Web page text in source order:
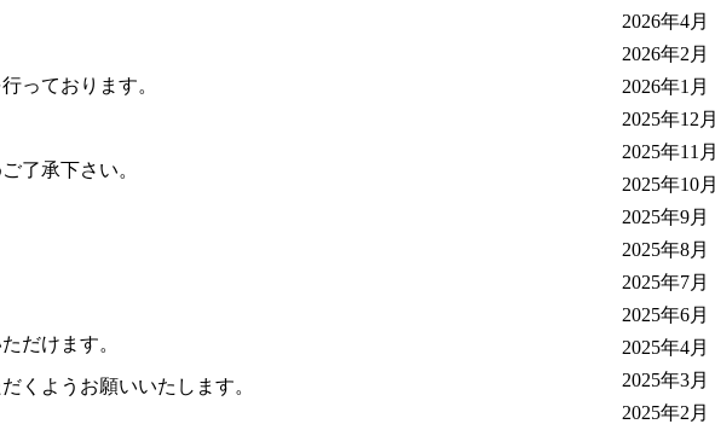
っております。
了承下さい。
だけます。
くようお願いいたします。
2026年4月
2026年2月
2026年1月
2025年12月
2025年11月
2025年10月
2025年9月
2025年8月
2025年7月
2025年6月
2025年4月
2025年3月
2025年2月